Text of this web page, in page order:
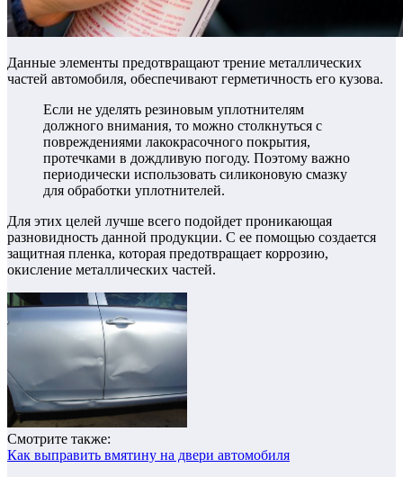
Данные элементы предотвращают трение металлических
частей автомобиля, обеспечивают герметичность его кузова.
Если не уделять резиновым уплотнителям
должного внимания, то можно столкнуться с
повреждениями лакокрасочного покрытия,
протечками в дождливую погоду. Поэтому важно
периодически использовать силиконовую смазку
для обработки уплотнителей.
Для этих целей лучше всего подойдет проникающая
разновидность данной продукции. С ее помощью создается
защитная пленка, которая предотвращает коррозию,
окисление металлических частей.
Смотрите также:
Как выправить вмятину на двери автомобиля